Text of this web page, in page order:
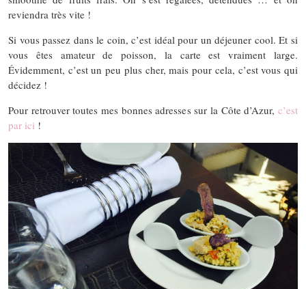
reviendra très vite !
Si vous passez dans le coin, c’est idéal pour un déjeuner cool. Et si
vous êtes amateur de poisson, la carte est vraiment large.
Évidemment, c’est un peu plus cher, mais pour cela, c’est vous qui
décidez !
Pour retrouver toutes mes bonnes adresses sur la Côte d’Azur, c’est
par ici !